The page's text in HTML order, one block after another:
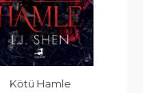
Kötü Hamle